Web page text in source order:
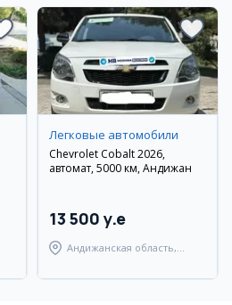
Легковые автомобили
Chevrolet Cobalt 2026,
автомат, 5000 км, Андижан
13 500 y.e
Андижанская область,